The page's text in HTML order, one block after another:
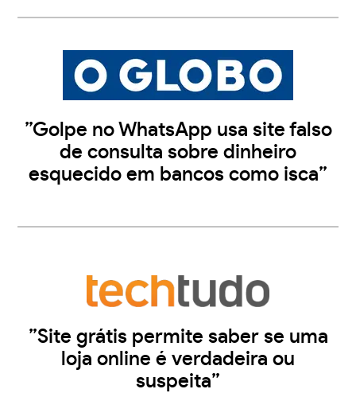
”Golpe no WhatsApp usa site falso
de consulta sobre dinheiro
esquecido em bancos como isca”
”Site grátis permite saber se uma
loja online é verdadeira ou
suspeita”